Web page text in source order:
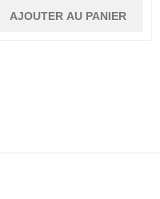
AJOUTER AU PANIER